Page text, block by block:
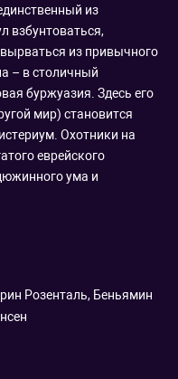
из
взбунтоваться,
из привычного
– в столичный
буржуазия. Здесь его
мир) становится
Охотники на
еврейского
ума и
Розенталь, Беньямин